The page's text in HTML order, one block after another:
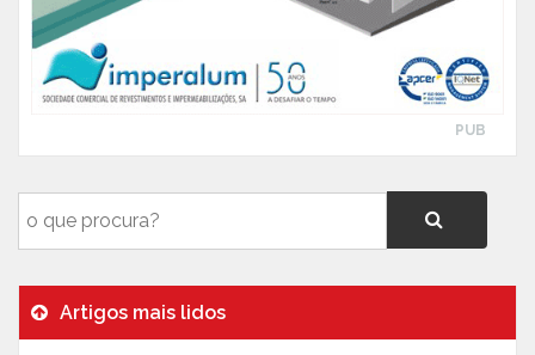
PUB
Artigos mais lidos